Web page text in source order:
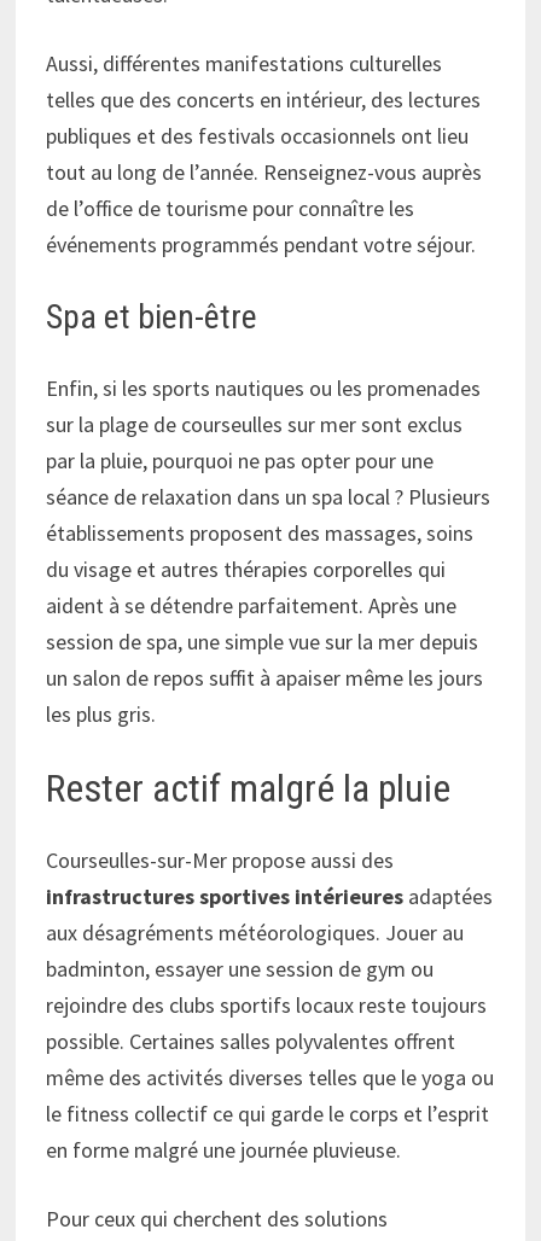
Aussi, différentes manifestations culturelles
telles que des concerts en intérieur, des lectures
publiques et des festivals occasionnels ont lieu
tout au long de l’année. Renseignez-vous auprès
de l’office de tourisme pour connaître les
événements programmés pendant votre séjour.
Spa et bien-être
Enfin, si les sports nautiques ou les promenades
sur la plage de courseulles sur mer sont exclus
par la pluie, pourquoi ne pas opter pour une
séance de relaxation dans un spa local ? Plusieurs
établissements proposent des massages, soins
du visage et autres thérapies corporelles qui
aident à se détendre parfaitement. Après une
session de spa, une simple vue sur la mer depuis
un salon de repos suffit à apaiser même les jours
les plus gris.
Rester actif malgré la pluie
Courseulles-sur-Mer propose aussi des
infrastructures sportives intérieures adaptées
aux désagréments météorologiques. Jouer au
badminton, essayer une session de gym ou
rejoindre des clubs sportifs locaux reste toujours
possible. Certaines salles polyvalentes offrent
même des activités diverses telles que le yoga ou
le fitness collectif ce qui garde le corps et l’esprit
en forme malgré une journée pluvieuse.
Pour ceux qui cherchent des solutions